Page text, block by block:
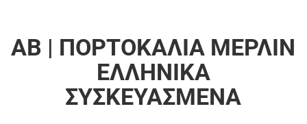
ΑΒ | ΠΟΡΤΟΚΑΛΙΑ ΜΕΡΛΙΝ
ΕΛΛΗΝΙΚΑ
ΣΥΣΚΕΥΑΣΜΕΝΑ